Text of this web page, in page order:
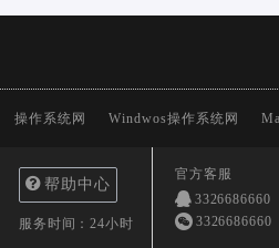
操作系统网 Windwos操作系统网
帮助中心
服务时间：24小时
官方客服
3326686660
3326686660